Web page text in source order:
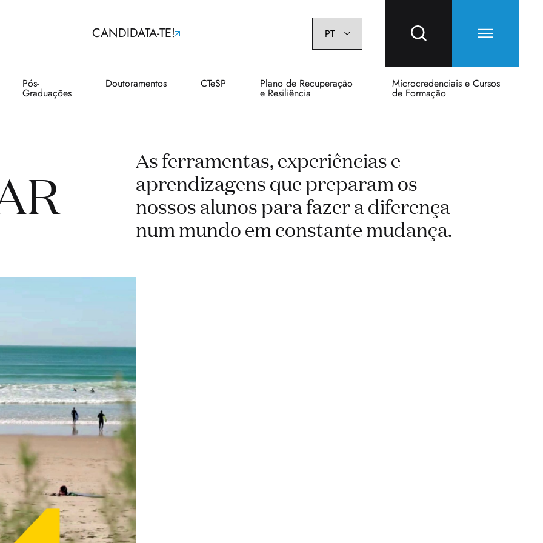
CANDIDATA-TE!
Pós-
Graduações
Doutoramentos CTeSP Plano de Recuperação
e Resiliência
Microcredenciais e Cursos
de Formação
As ferramentas, experiências e
aprendizagens que preparam os
nossos alunos para fazer a diferença
num mundo em constante mudança.